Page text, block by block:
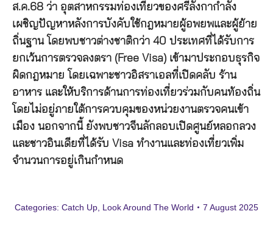
ส.ค.68 ว่า อุตสาหกรรมท่องเที่ยวของศรีลังกากำลัง
เผชิญปัญหาหลังการบังคับใช้กฎหมายผู้อพยพและผู้ย้าย
ถิ่นฐาน โดยพบชาวต่างชาติกว่า 40 ประเทศที่ได้รับการ
ยกเว้นการตรวจลงตรา (Free Visa) เข้ามาประกอบธุรกิจ
ผิดกฎหมาย โดยเฉพาะชาวอิสราเอลที่เปิดคลับ ร้าน
อาหาร และให้บริการด้านการท่องเที่ยวร่วมกับคนท้องถิ่น
โดยไม่อยู่ภายใต้การควบคุมของหน่วยงานตรวจคนเข้า
เมือง นอกจากนี้ ยังพบชาวจีนลักลอบเปิดศูนย์หลอกลวง
และชาวอินเดียที่ได้รับ Visa ทำงานและท่องเที่ยวเพิ่ม
จำนวนการอยู่เกินกำหนด
Categories: Catch Up Look Around The World 7 August 2025